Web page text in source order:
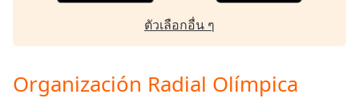
ตัวเลือกอื่น ๆ
Organización Radial Olímpica